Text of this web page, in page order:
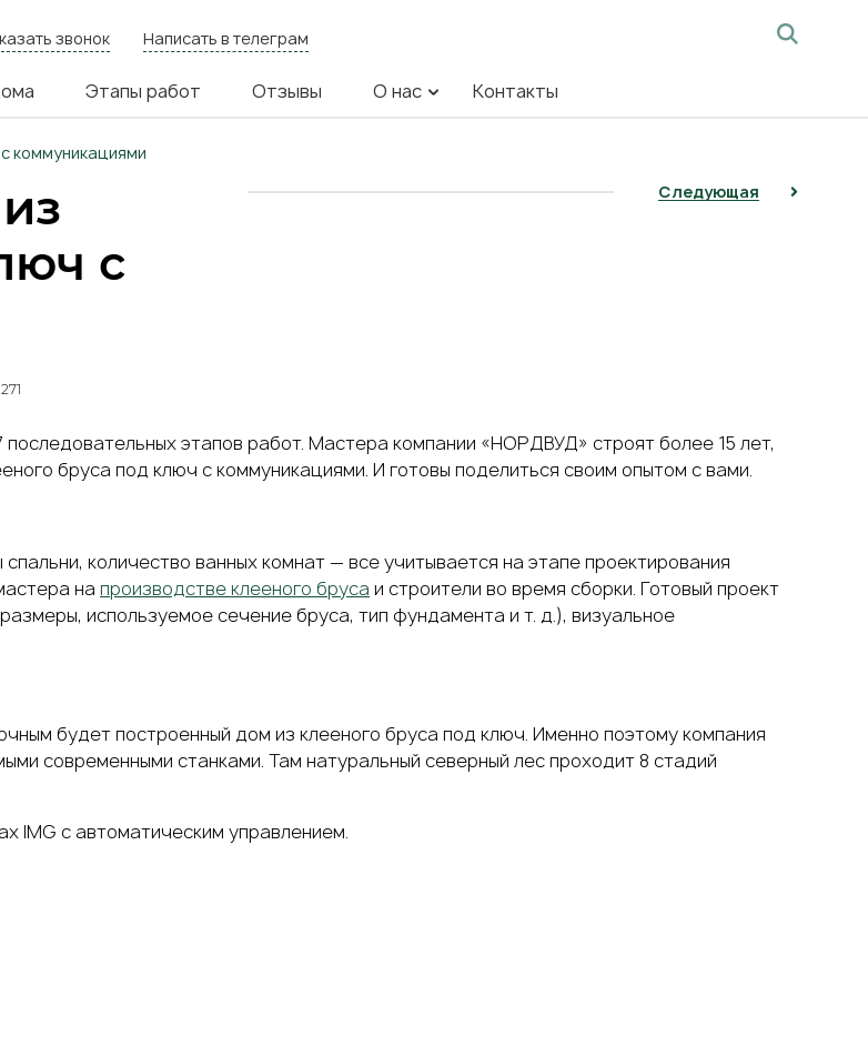
звонок Написать в телеграм
Этапы работ Отзывы О нас Контакты
коммуникациями
с
Следующая
271
последовательных этапов работ. Мастера компании «НОРДВУД» строят более 15 лет,
бруса под ключ с коммуникациями. И готовы поделиться своим опытом с вами.
количество ванных комнат — все учитывается на этапе проектирования
на производстве клееного бруса и строители во время сборки. Готовый проект
используемое сечение бруса, тип фундамента и т. д.), визуальное
будет построенный дом из клееного бруса под ключ. Именно поэтому компания
современными станками. Там натуральный северный лес проходит 8 стадий
IMG с автоматическим управлением.